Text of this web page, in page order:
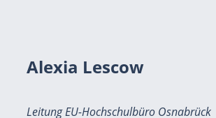
Alexia Lescow
Leitung EU-Hochschulbüro Osnabrück